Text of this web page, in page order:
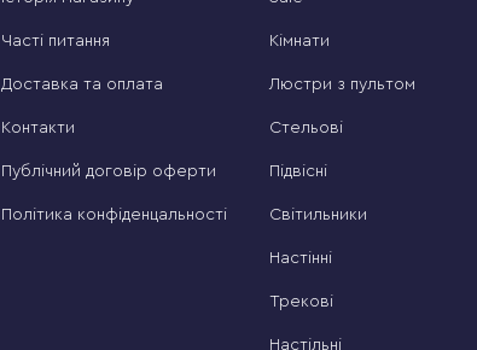
Часті питання
Доставка та оплата
Контакти
Публічний договір оферти
Політика конфіденцальності
Кімнати
Люстри з пультом
Стельові
Підвісні
Світильники
Настінні
Трекові
Настільні